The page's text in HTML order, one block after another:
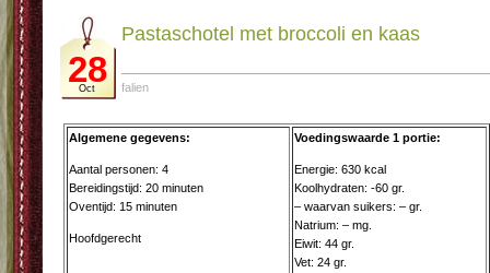
28
Oct
Pastaschotel met broccoli en kaas
falien
Algemene gegevens:
Aantal personen: 4
Bereidingstijd: 20 minuten
Oventijd: 15 minuten
Hoofdgerecht
Voedingswaarde 1 portie:
Energie: 630 kcal
Koolhydraten: -60 gr.
– waarvan suikers: – gr.
Natrium: – mg.
Eiwit: 44 gr.
Vet: 24 gr.